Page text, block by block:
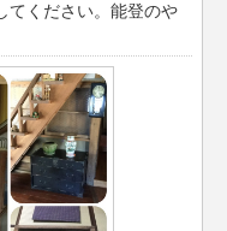
てください。能登のや